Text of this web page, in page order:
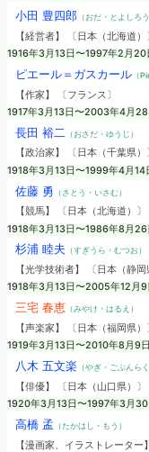
小田 豊四郎（おだ・とよしろう
【経営者】 〔日本（北海道
1916年3月13日〜1997年2月20
ピエール＝ガスカール（
【作家】 〔フランス〕
1917年3月13日〜2003年4月28
長田 裕二 （おさだ・ゆうじ）
【政治家】 〔日本（千葉県）
1918年3月13日〜1999年4月14
佐藤 勇 （さとう・いさむ）
【競馬】 〔日本（北海道）〕
1918年3月13日〜1986年8月26
杉浦 睦夫 （すぎうら・むつお）
【光学技術者】 〔日本（静岡
1918年3月13日〜2005年12月9
三宅 春恵 （みやけ・はるえ）
【声楽家】 〔日本（福岡県）
1919年3月13日〜2010年8月9日
八木 五文楽（やぎ・ごぶんらく
【俳優】 〔日本（山口県）〕
1920年3月13日〜1997年3月30
高橋 孟 （たかはし・もう）
【漫画家、イラストレーター